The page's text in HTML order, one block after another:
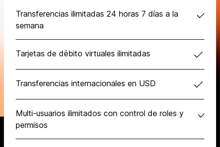
Transferencias ilimitadas 24 horas 7 días a la
semana
Tarjetas de débito virtuales ilimitadas
Transferencias internacionales en USD
Multi-usuarios ilimitados con control de roles y
permisos